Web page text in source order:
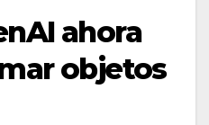
ahora
objetos